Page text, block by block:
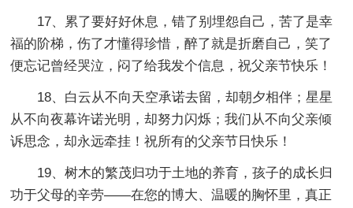
17、累了要好好休息，错了别埋怨自己，苦了是幸
福的阶梯，伤了才懂得珍惜，醉了就是折磨自己，笑了
便忘记曾经哭泣，闷了给我发个信息，祝父亲节快乐！
18、白云从不向天空承诺去留，却朝夕相伴；星星
从不向夜幕许诺光明，却努力闪烁；我们从不向父亲倾
诉思念，却永远牵挂！祝所有的父亲节日快乐！
19、树木的繁茂归功于土地的养育，孩子的成长归
功于父母的辛劳——在您的博大、温暖的胸怀里，真正